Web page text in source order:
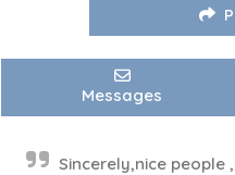
Messages
Sincerely,nice people